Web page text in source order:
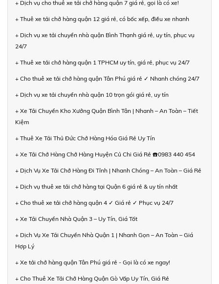
+ Dịch vụ cho thuê xe tải chở hàng quận 7 giá rẻ, gọi là có xe!
+ Thuê xe tải chở hàng quận 12 giá rẻ, có bốc xếp, điều xe nhanh
+ Dịch vụ xe tải chuyển nhà quận Bình Thạnh giá rẻ, uy tín, phục vụ
24/7
+ Thuê xe tải chở hàng quận 1 TPHCM uy tín, giá rẻ, phục vụ 24/7
+ Cho thuê xe tải chở hàng quận Tân Phú giá rẻ ✓ Nhanh chóng 24/7
+ Dịch vụ xe tải chuyển nhà quận 10 trọn gói giá rẻ, uy tín
+ Xe Tải Chuyển Kho Xưởng Quận Bình Tân | Nhanh – An Toàn – Tiết
Kiệm
+ Thuê Xe Tải Thủ Đức Chở Hàng Hóa Giá Rẻ Uy Tín
+ Xe Tải Chở Hàng Chở Hàng Huyện Củ Chi Giá Rẻ ☎️0983 440 454
+ Dịch Vụ Xe Tải Chở Hàng Đi Tỉnh | Nhanh Chóng – An Toàn – Giá Rẻ
+ Dịch vụ thuê xe tải chở hàng tại Quận 6 giá rẻ & uy tín nhất
+ Cho thuê xe tải chở hàng quận 4 ✓ Giá rẻ ✓ Phục vụ 24/7
+ Xe Tải Chuyển Nhà Quận 3 – Uy Tín, Giá Tốt
+ Dịch Vụ Xe Tải Chuyển Nhà Quận 1 | Nhanh Gọn – An Toàn – Giá
Hợp Lý
+ Xe tải chở hàng quận Tân Phú giá rẻ - Gọi là có xe ngay!
+ Cho Thuê Xe Tải Chở Hàng Quận Gò Vấp Uy Tín, Giá Rẻ